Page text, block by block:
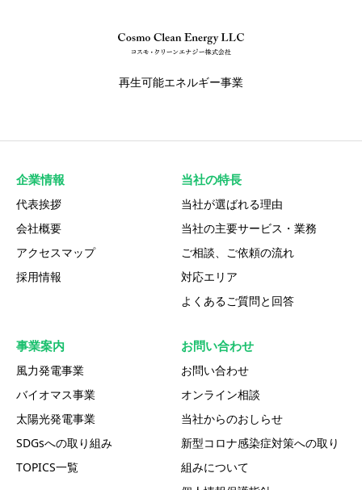
再生可能エネルギー事業
企業情報
代表挨拶
会社概要
アクセスマップ
採用情報
当社の特長
当社が選ばれる理由
当社の主要サービス・業務
ご相談、ご依頼の流れ
対応エリア
よくあるご質問と回答
事業案内
風力発電事業
バイオマス事業
太陽光発電事業
SDGsへの取り組み
TOPICS一覧
お問い合わせ
お問い合わせ
オンライン相談
当社からのおしらせ
新型コロナ感染症対策への取り
組みについて